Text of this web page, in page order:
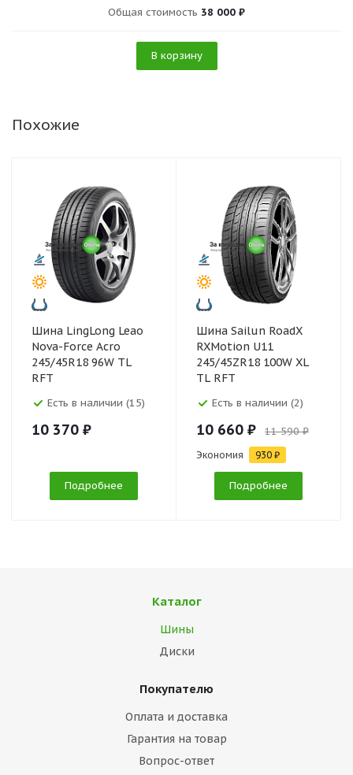
Общая стоимость 38 000 ₽
В корзину
Похожие
Шина LingLong Leao
Nova-Force Acro
245/45R18 96W TL
RFT
Есть в наличии (15)
10 370 ₽
Подробнее
Шина Sailun RoadX
RXMotion U11
245/45ZR18 100W XL
TL RFT
Есть в наличии (2)
10 660 ₽ 11 590 ₽
Экономия 930 ₽
Подробнее
Каталог
Шины
Диски
Покупателю
Оплата и доставка
Гарантия на товар
Вопрос-ответ